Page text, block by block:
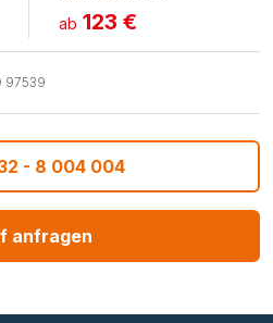
ab 123 €
97539
- 8 004 004
anfragen